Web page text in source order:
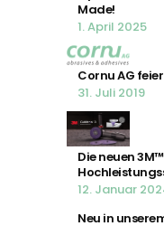
Made!
1. April 2025
Cornu AG
31. Juli 2019
Die neuen
12. Januar
Neu in